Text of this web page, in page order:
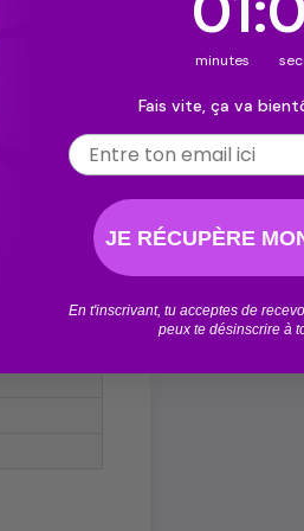
-
minutes
Fais vite, ça va
Email
JE RÉCUPÈRE
En t'inscrivant, tu acceptes de
peux te désinscrire à